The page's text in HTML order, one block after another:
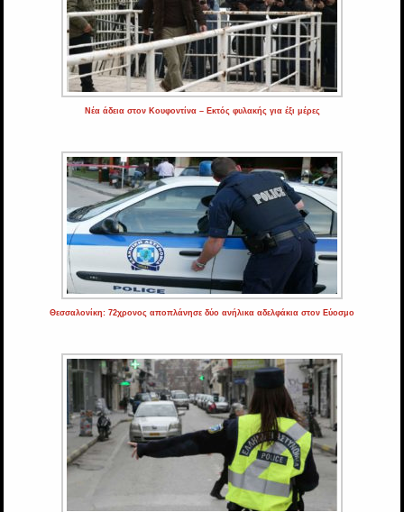
Νέα άδεια στον Κουφοντίνα – Εκτός φυλακής για έξι μέρες
Θεσσαλονίκη: 72χρονος αποπλάνησε δύο ανήλικα αδελφάκια στον Εύοσμο